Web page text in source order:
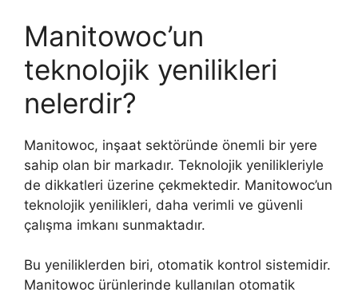
Manitowoc’un
teknolojik yenilikleri
nelerdir?
Manitowoc, inşaat sektöründe önemli bir yere
sahip olan bir markadır. Teknolojik yenilikleriyle
de dikkatleri üzerine çekmektedir. Manitowoc’un
teknolojik yenilikleri, daha verimli ve güvenli
çalışma imkanı sunmaktadır.
Bu yeniliklerden biri, otomatik kontrol sistemidir.
Manitowoc ürünlerinde kullanılan otomatik